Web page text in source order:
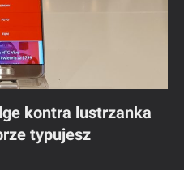
kontra lustrzanka
typujesz